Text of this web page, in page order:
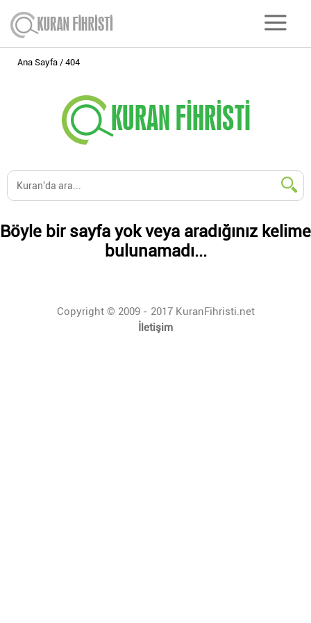
Ana Sayfa 404
Böyle bir sayfa yok veya aradığınız kelime
bulunamadı...
Copyright © 2009 - 2017 KuranFihristi.net
İletişim